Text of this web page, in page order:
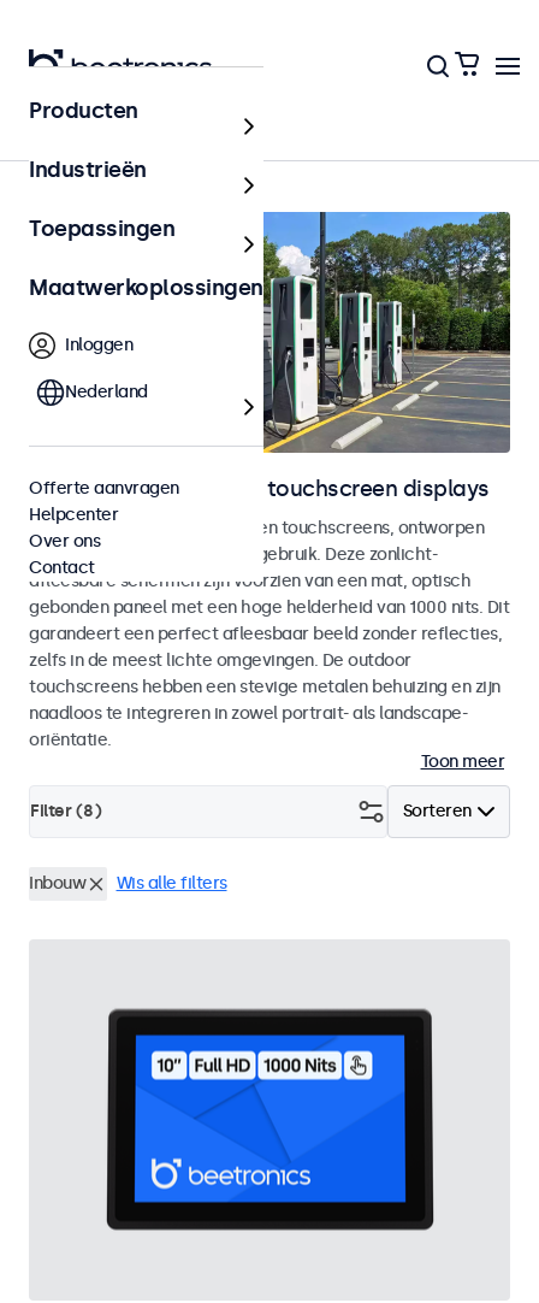
Home
Outdoor monitoren en touchscreen displays
Weersbestendige monitoren en touchscreens, ontworpen
voor zowel binnen- als buitengebruik. Deze zonlicht-
afleesbare schermen zijn voorzien van een mat, optisch
gebonden paneel met een hoge helderheid van 1000 nits. Dit
garandeert een perfect afleesbaar beeld zonder reflecties,
zelfs in de meest lichte omgevingen. De outdoor
touchscreens hebben een stevige metalen behuizing en zijn
naadloos te integreren in zowel portrait- als landscape-
oriëntatie.
Toon meer
Sorteren
Filter (8)
Inbouw Wis alle filters
Producten
Industrieën
Toepassingen
Maatwerkoplossingen
Inloggen
Nederland
Offerte aanvragen
Helpcenter
Over ons
Contact